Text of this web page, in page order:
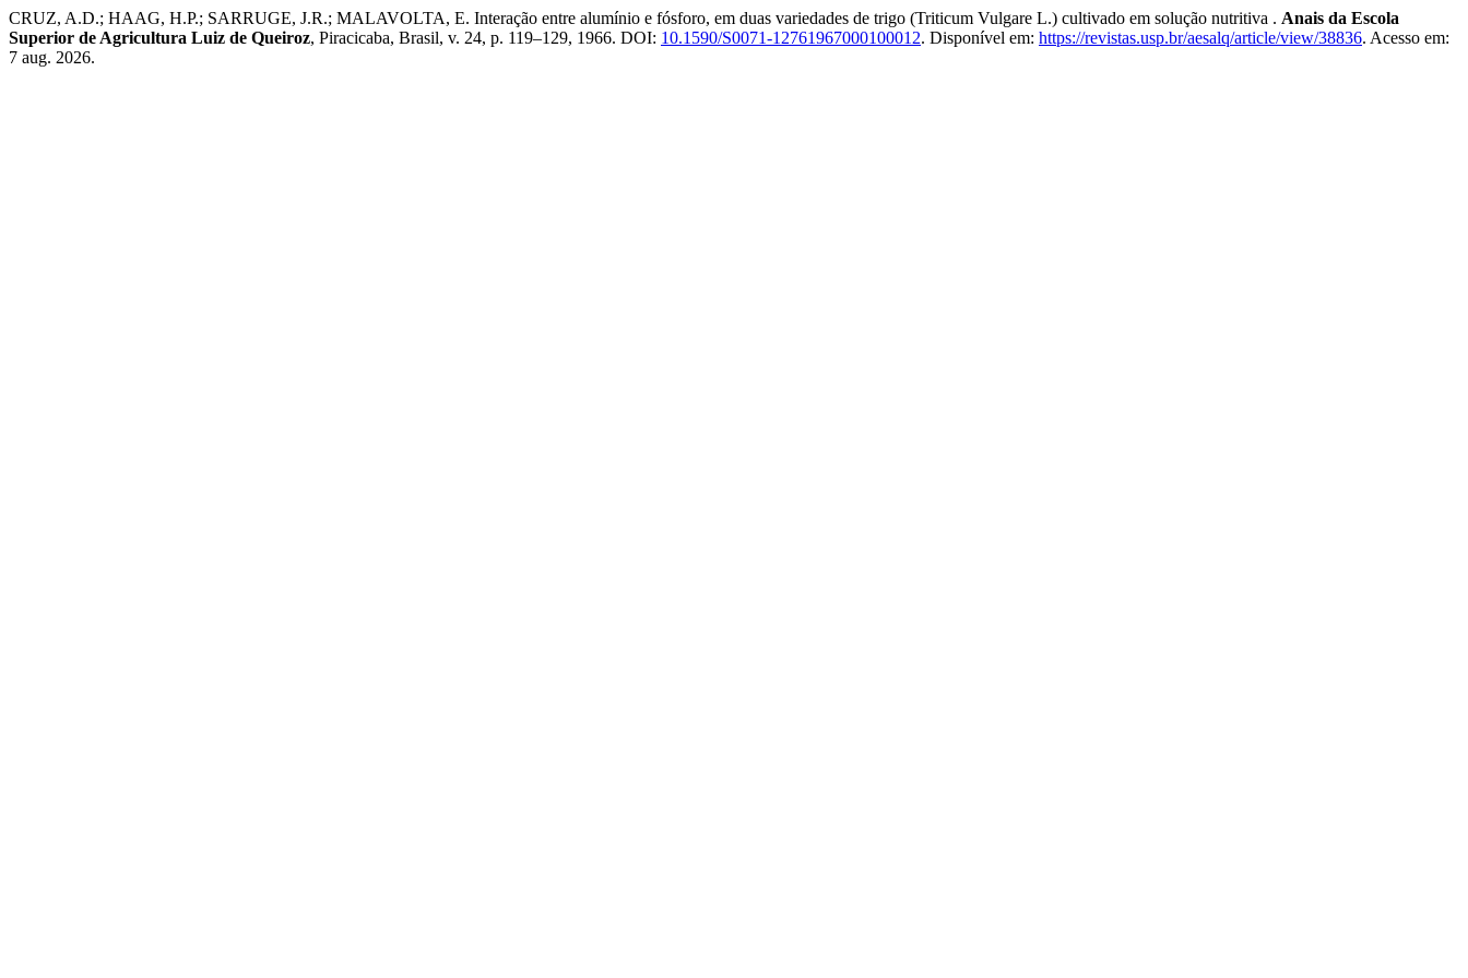
CRUZ, A.D.; HAAG, H.P.; SARRUGE, J.R.; MALAVOLTA, E. Interação entre alumínio e fósforo, em duas variedades de trigo (Triticum Vulgare L.) cultivado em solução nutritiva . Anais da Escola
Superior de Agricultura Luiz de Queiroz, Piracicaba, Brasil, v. 24, p. 119–129, 1966. DOI: 10.1590/S0071-12761967000100012. Disponível em: https://revistas.usp.br/aesalq/article/view/38836. Acesso em:
7 aug. 2026.